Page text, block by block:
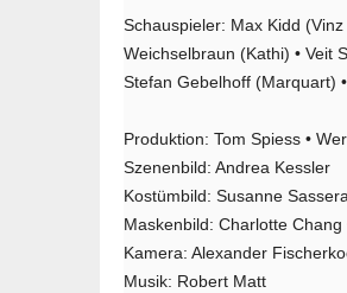
Schauspieler: Max Kidd
Weichselbraun (Kathi) • Veit
Stefan Gebelhoff (Marquart)
Produktion: Tom Spiess •
Szenenbild: Andrea Kessler
Kostümbild: Susanne
Maskenbild: Charlotte Chang
Kamera: Alexander
Musik: Robert Matt